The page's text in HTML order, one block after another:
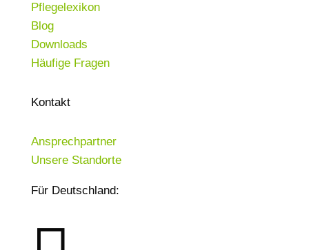
Pflegelexikon
Blog
Downloads
Häufige Fragen
Kontakt
Ansprechpartner
Unsere Standorte
Für Deutschland: